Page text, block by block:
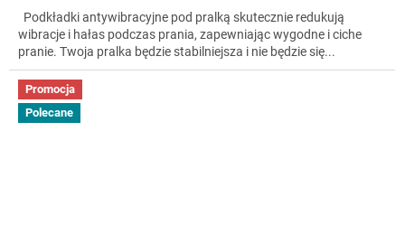
Podkładki antywibracyjne pod pralką skutecznie redukują
wibracje i hałas podczas prania, zapewniając wygodne i ciche
pranie. Twoja pralka będzie stabilniejsza i nie będzie się...
Promocja
Polecane